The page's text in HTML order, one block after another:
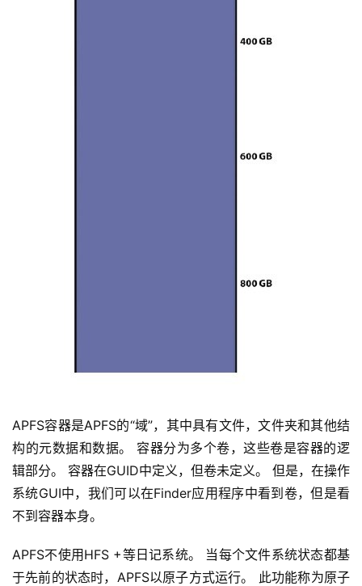
APFS容器是APFS的“域”，其中具有文件，文件夹和其他结
构的元数据和数据。 容器分为多个卷，这些卷是容器的逻
辑部分。 容器在GUID中定义，但卷未定义。 但是，在操作
系统GUI中，我们可以在Finder应用程序中看到卷，但是看
不到容器本身。
APFS不使用HFS +等日记系统。 当每个文件系统状态都基
于先前的状态时，APFS以原子方式运行。 此功能称为原子